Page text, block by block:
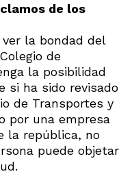
de los
la bondad del
de
la posibilidad
si ha sido revisado
de Transportes y
por una empresa
la república, no
puede objetar